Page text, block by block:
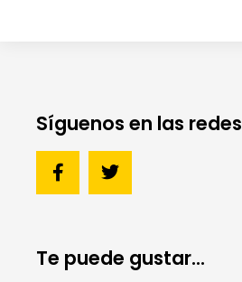
Síguenos en las redes
Te puede gustar...